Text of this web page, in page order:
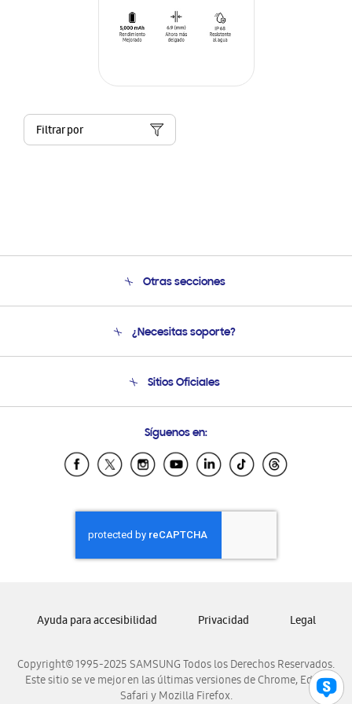
Filtrar por
Otras secciones
Soporte
Condiciones de Compra
¿Necesitas soporte?
Soporte vía eMail
Sitios Oficiales
Samsung Ecuador
Samsung El Salvador
Samsung Honduras
Samsung Nicaragua
Samsung Panamá
Samsung Venezuela
Síguenos en:
Copyright© 1995-2025 SAMSUNG Todos los Derechos Reservados.
Este sitio se ve mejor en las últimas versiones de Chrome, Edge,
Safari y Mozilla Firefox.
Ayuda para accesibilidad Privacidad Legal